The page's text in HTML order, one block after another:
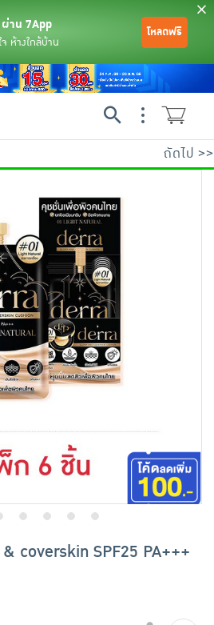
าน 7App
ห้างใกล้บ้าน
โหลดฟรี
ถัดไป >>
coverskin SPF25 PA+++